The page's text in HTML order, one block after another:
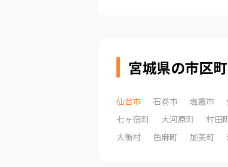
宮城県の市区
仙台市 石巻市 塩竈市
七ヶ宿町
大河原町 村田
大衡村
色麻町 加美町